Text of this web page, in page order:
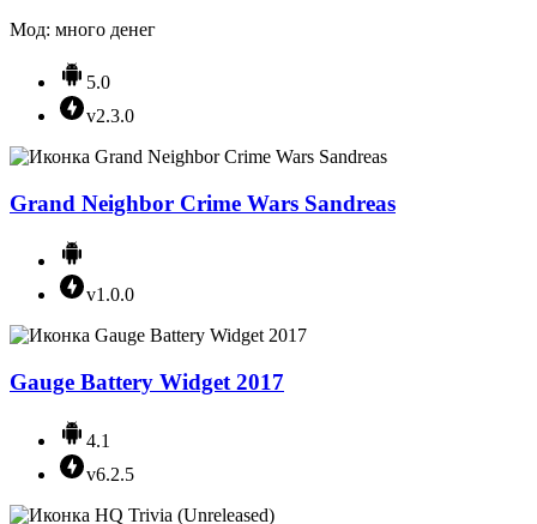
Мод: много денег
5.0
v2.3.0
Grand Neighbor Crime Wars Sandreas
v1.0.0
Gauge Battery Widget 2017
4.1
v6.2.5